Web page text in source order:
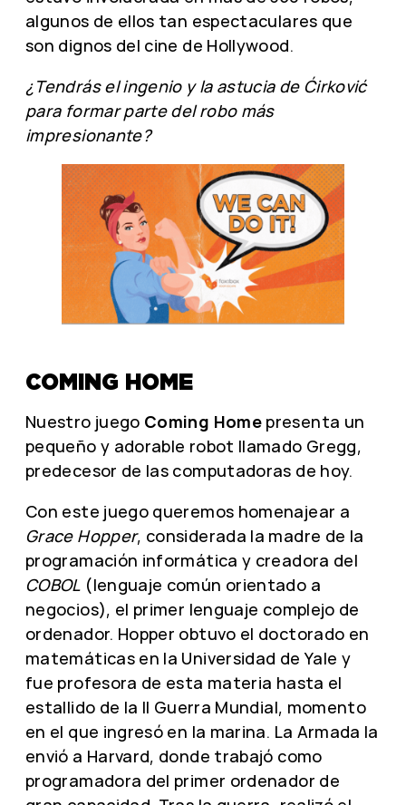
algunos de ellos tan espectaculares que
son dignos del cine de Hollywood.
¿Tendrás el ingenio y la astucia de Ćirković
para formar parte del robo más
impresionante?
COMING HOME
Nuestro juego Coming Home presenta un
pequeño y adorable robot llamado Gregg,
predecesor de las computadoras de hoy.
Con este juego queremos homenajear a
Grace Hopper, considerada la madre de la
programación informática y creadora del
COBOL(lenguaje común orientado a
negocios), el primer lenguaje complejo de
ordenador. Hopper obtuvo el doctorado en
matemáticas en la Universidad de Yale y
fue profesora de esta materia hasta el
estallido de la II Guerra Mundial, momento
en el que ingresó en la marina. La Armada la
envió a Harvard, donde trabajó como
programadora del primer ordenador de